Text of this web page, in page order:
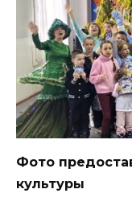
Фото
культуры